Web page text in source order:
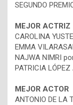
SEGUNDO
MEJOR ACTRIZ
CAROLINA
EMMA
NAJWA NIMRI
PATRICIA
MEJOR ACTOR
ANTONIO DE LA